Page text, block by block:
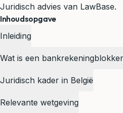
Juridisch advies van LawBase.
Inhoudsopgave
Inleiding
Wat is een
Juridisch kader in België
Relevante wetgeving